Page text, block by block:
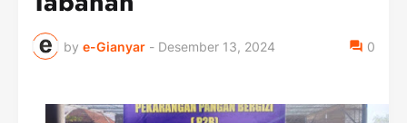
by e-Gianyar - Desember 13, 2024 0